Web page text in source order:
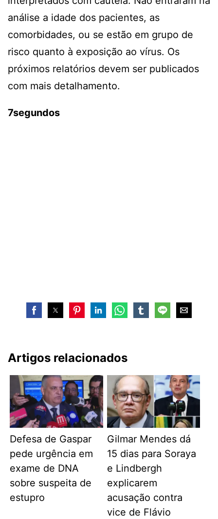
análise a idade dos pacientes, as
comorbidades, ou se estão em grupo de
risco quanto à exposição ao vírus. Os
próximos relatórios devem ser publicados
com mais detalhamento.
7segundos
Artigos relacionados
Defesa de Gaspar
pede urgência em
exame de DNA
sobre suspeita de
estupro
Gilmar Mendes dá
15 dias para Soraya
e Lindbergh
explicarem
acusação contra
vice de Flávio